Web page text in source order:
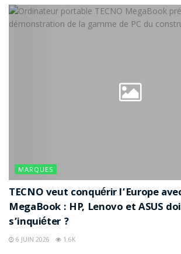
MARQUES
TECNO veut conquérir l’Europe
MegaBook : HP, Lenovo et ASUS
s’inquiéter ?
6 JUIN 2026 1.6K